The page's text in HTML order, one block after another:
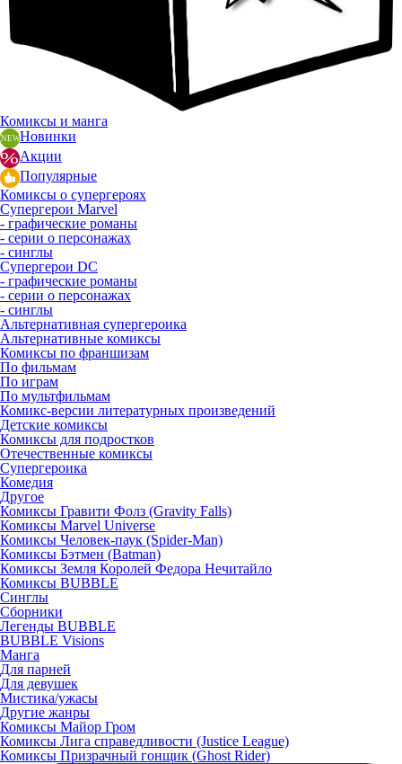
Комиксы и манга
Новинки
Акции
Популярные
Комиксы о супергероях
Супергерои Marvel
- графические романы
- серии о персонажах
- синглы
Супергерои DC
- графические романы
- серии о персонажах
- синглы
Альтернативная супергероика
Альтернативные комиксы
Комиксы по франшизам
По фильмам
По играм
По мультфильмам
Комикс-версии литературных произведений
Детские комиксы
Комиксы для подростков
Отечественные комиксы
Супергероика
Комедия
Другое
Комиксы Гравити Фолз (Gravity Falls)
Комиксы Marvel Universe
Комиксы Человек-паук (Spider-Man)
Комиксы Бэтмен (Batman)
Комиксы Земля Королей Федора Нечитайло
Комиксы BUBBLE
Синглы
Сборники
Легенды BUBBLE
BUBBLE Visions
Манга
Для парней
Для девушек
Мистика/ужасы
Другие жанры
Комиксы Майор Гром
Комиксы Лига справедливости (Justice League)
Комиксы Призрачный гонщик (Ghost Rider)